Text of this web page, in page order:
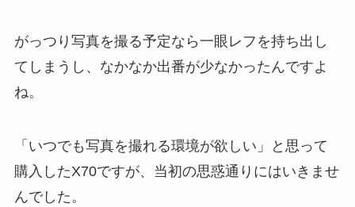
がっつり写真を撮る予定なら一眼レフを持ち出し
てしまうし、なかなか出番が少なかったんですよ
ね。
「いつでも写真を撮れる環境が欲しい」と思って
購入したX70ですが、当初の思惑通りにはいきませ
んでした。